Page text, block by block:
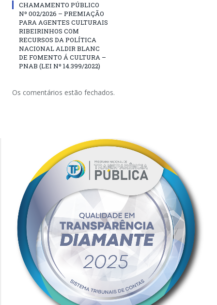
CHAMAMENTO PÚBLICO
Nº 002/2026 – PREMIAÇÃO
PARA AGENTES CULTURAIS
RIBEIRINHOS COM
RECURSOS DA POLÍTICA
NACIONAL ALDIR BLANC
DE FOMENTO Á CULTURA –
PNAB (LEI Nº 14.399/2022)
Os comentários estão fechados.